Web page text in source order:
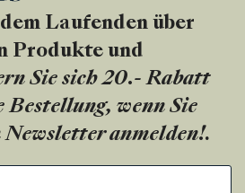
Laufenden über
Produkte und
Sie sich 20.- Rabatt
Bestellung, wenn Sie
Newsletter anmelden!.